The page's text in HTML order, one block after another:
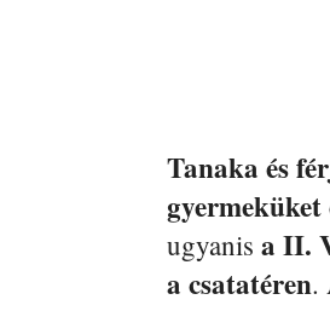
Tanaka és
ugyanis a II.
a csatatéren.